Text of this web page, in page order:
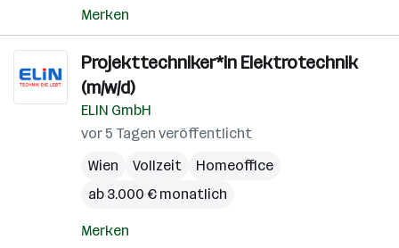
Merken
Projekttechniker*in Elektrotechnik
(m/w/d)
ELIN GmbH
vor 5 Tagen veröffentlicht
Wien
Vollzeit
Homeoffice
ab 3.000 € monatlich
Merken